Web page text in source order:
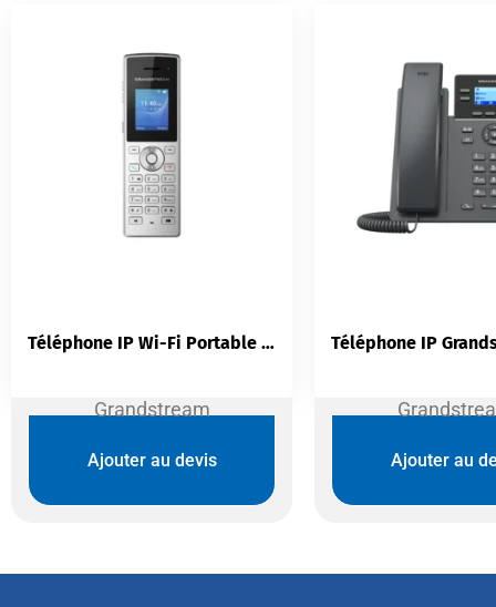
Grandstream
Téléphone IP Wi-Fi Portable Grandstream WP810 | 2 Lignes SIP Audio HD
Ajouter au devis Ajouter au